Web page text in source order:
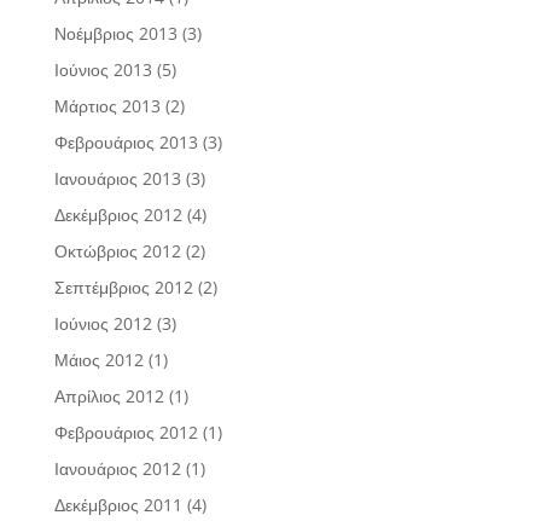
Νοέμβριος 2013 (3)
Ιούνιος 2013 (5)
Μάρτιος 2013 (2)
Φεβρουάριος 2013 (3)
Ιανουάριος 2013 (3)
Δεκέμβριος 2012(4)
Οκτώβριος 2012(2)
Σεπτέμβριος 2012(2)
Ιούνιος 2012(3)
Μάιος 2012(1)
Απρίλιος 2012(1)
Φεβρουάριος 2012(1)
Ιανουάριος 2012(1)
Δεκέμβριος 2011 (4)